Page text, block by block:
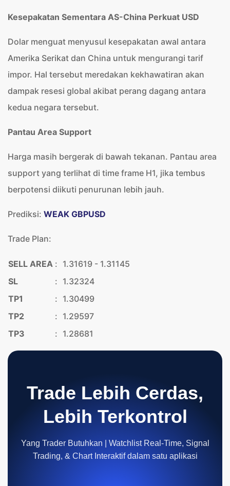
Kesepakatan Sementara AS-China Perkuat USD
Dolar menguat menyusul kesepakatan awal antara
Amerika Serikat dan China untuk mengurangi tarif
impor. Hal tersebut meredakan kekhawatiran akan
dampak resesi global akibat perang dagang antara
kedua negara tersebut.
Pantau Area Support
Harga masih bergerak di bawah tekanan. Pantau area
support yang terlihat di time frame H1, jika tembus
berpotensi diikuti penurunan lebih jauh.
Prediksi: WEAK GBPUSD
Trade Plan:
SELL AREA : 1.31619 - 1.31145
SL
: 1.32324
TP1
: 1.30499
TP2
: 1.29597
TP3
: 1.28681
Trade Lebih Cerdas,
Lebih Terkontrol
Yang Trader Butuhkan | Watchlist Real-Time, Signal
Trading, & Chart Interaktif dalam satu aplikasi